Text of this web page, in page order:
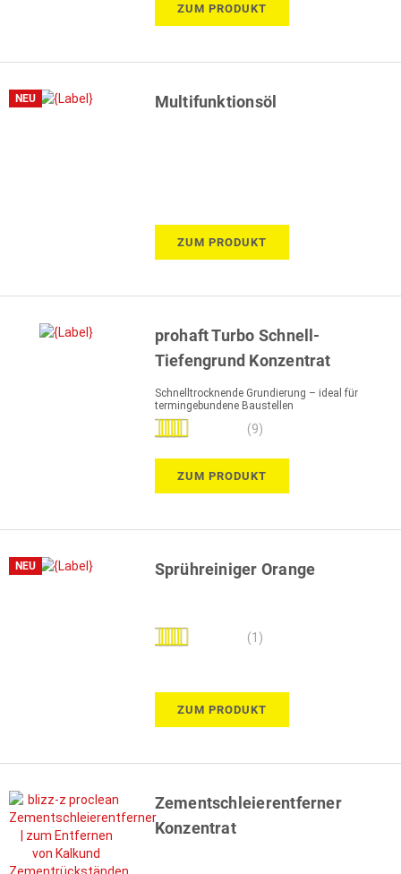
ZUM PRODUKT
NEU Multifunktionsöl
ZUM PRODUKT
prohaft Turbo Schnell-
Tiefengrund Konzentrat
Schnelltrocknende Grundierung – ideal für
termingebundene Baustellen
Bewertung:
(9)
ZUM PRODUKT
NEU Sprühreiniger Orange
Bewertung: (1)
ZUM PRODUKT
Zementschleierentferner
Konzentrat